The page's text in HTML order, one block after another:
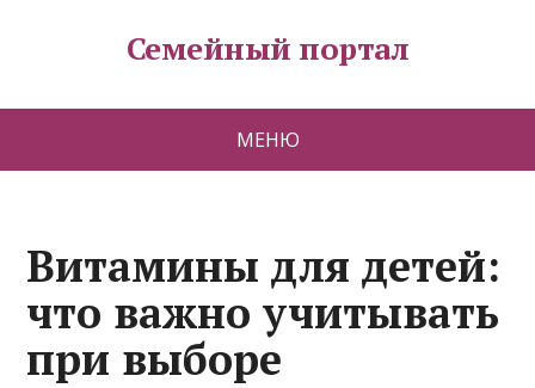
Семейный портал
МЕНЮ
Витамины для детей:
что важно учитывать
при выборе